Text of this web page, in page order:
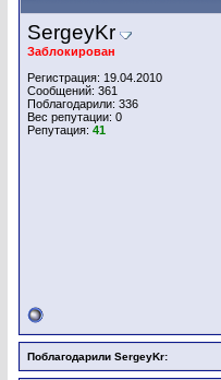
SergeyKr
Заблокирован
Регистрация: 19.04.2010
Сообщений: 361
Поблагодарили: 336
Вес репутации: 0
Репутация: 41
Поблагодарили SergeyKr: